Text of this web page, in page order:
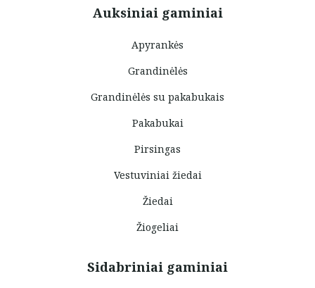
Auksiniai gaminiai
Apyrankės
Grandinėlės
Grandinėlės su pakabukais
Pakabukai
Pirsingas
Vestuviniai žiedai
Žiedai
Žiogeliai
Sidabriniai gaminiai